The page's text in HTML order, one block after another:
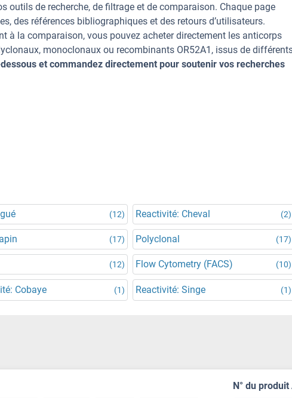
outils de recherche, de filtrage et de comparaison. Chaque page
des références bibliographiques et des retours d’utilisateurs.
à la comparaison, vous pouvez acheter directement les anticorps
monoclonaux ou recombinants OR52A1, issus de
et commandez directement pour soutenir vos recherches
(12) Reactivité: Cheval (2)
(17) Polyclonal (17)
(12) Flow Cytometry (FACS) (10)
Cobaye (1) Reactivité: Singe (1)
N° du